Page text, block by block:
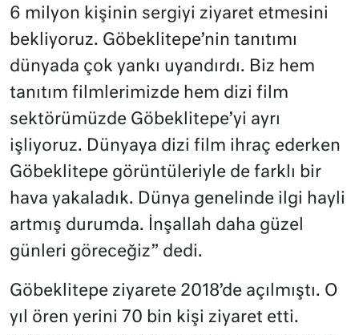
6 milyon kişinin sergiyi ziyaret etmesini
bekliyoruz. Göbeklitepe’nin tanıtımı
dünyada çok yankı uyandırdı. Biz hem
tanıtım filmlerimizde hem dizi film
sektörümüzde Göbeklitepe’yi ayrı
işliyoruz. Dünyaya dizi film ihraç ederken
Göbeklitepe görüntüleriyle de farklı bir
hava yakaladık. Dünya genelinde ilgi hayli
artmış durumda. İnşallah daha güzel
günleri göreceğiz” dedi.
Göbeklitepe ziyarete 2018’de açılmıştı. O
yıl ören yerini 70 bin kişi ziyaret etti.